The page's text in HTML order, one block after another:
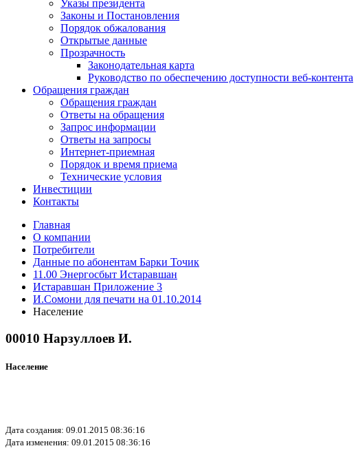
Указы президента
Законы и Постановления
Порядок обжалования
Открытые данные
Прозрачность
Законодательная карта
Руководство по обеспечению доступности веб-контента
Обращения граждан
Обращения граждан
Ответы на обращения
Запрос информации
Ответы на запросы
Интернет-приемная
Порядок и время приема
Технические условия
Инвестиции
Контакты
Главная
О компании
Потребители
Данные по абонентам Барки Точик
11.00 Энергосбыт Истаравшан
Истаравшан Приложение 3
И.Сомони для печати на 01.10.2014
Население
00010 Нарзуллоев И.
Население
Дата создания: 09.01.2015 08:36:16
Дата изменения: 09.01.2015 08:36:16